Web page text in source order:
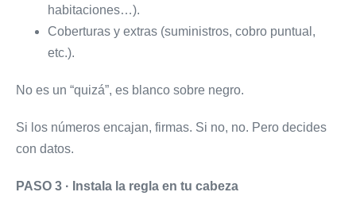
habitaciones…).
Coberturas y extras (suministros, cobro puntual,
etc.).
No es un “quizá”, es blanco sobre negro.
Si los números encajan, firmas. Si no, no. Pero decides
con datos.
PASO 3 · Instala la regla en tu cabeza